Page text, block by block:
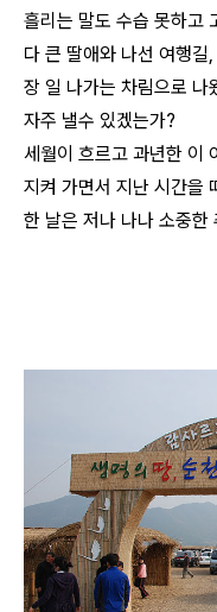
흘리는 말도 수습 못하고
다 큰 딸애와 나선 여행길
장 일 나가는 차림으로 나
자주 낼수 있겠는가?
세월이 흐르고 과년한 이
지켜 가면서 지난 시간을
한 날은 저나 나나 소중한